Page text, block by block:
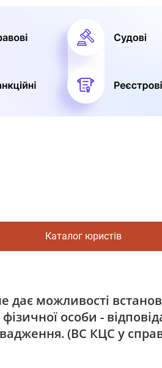
Каталог юристів
дає можливості
особи -
(ВС КЦС у